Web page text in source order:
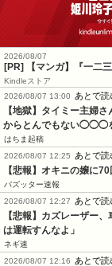
2026/08/07
[PR] 【マンガ】『一二
Kindleストア
2026/08/07 13:00 あとで読
【地獄】タイミー主婦
からとんでもない◯◯◯
はちま起稿
2026/08/07 12:25 あとで読
【悲報】オキニの嬢に
バズッター速報
2026/08/07 12:27 あとで読
【悲報】カズレーザー
は運転すんなよ」
ネギ速
2026/08/07 12:16 あとで読